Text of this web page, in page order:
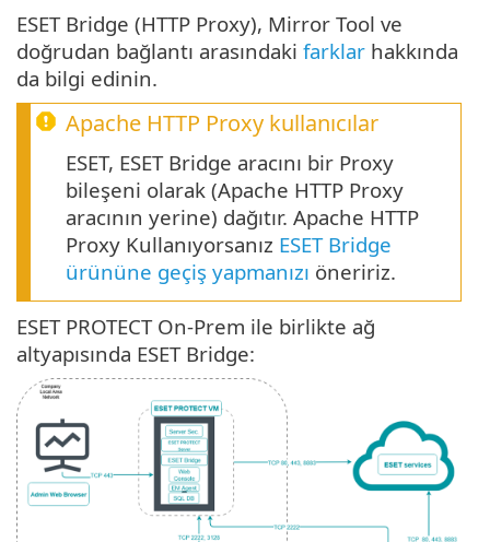
ESET Bridge (HTTP Proxy), Mirror Tool ve
doğrudan bağlantı arasındaki farklar hakkında
da bilgi edinin.
Apache HTTP Proxy kullanıcılar
ESET, ESET Bridge aracını bir Proxy
bileşeni olarak (Apache HTTP Proxy
aracının yerine) dağıtır. Apache HTTP
Proxy Kullanıyorsanız ESET Bridge
ürününe geçiş yapmanızı öneririz.
ESET PROTECT On-Prem ile birlikte ağ
altyapısında ESET Bridge: